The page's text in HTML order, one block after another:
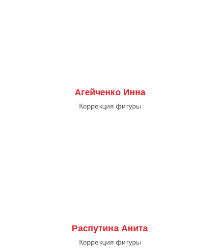
Агейченко Инна
Коррекция фигуры
Распутина Анита
Коррекция фигуры